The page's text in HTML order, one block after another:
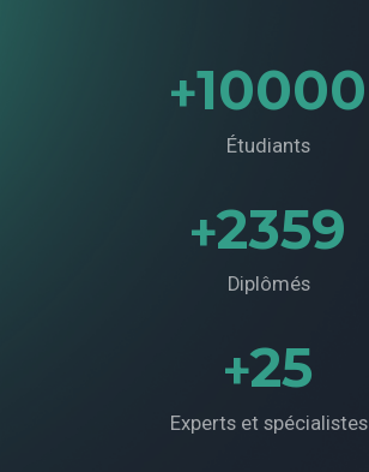
+10000
Étudiants
+2359
Diplômés
+25
Experts et spécialistes